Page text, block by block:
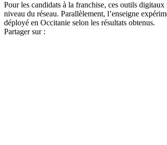
Pour les candidats à la franchise, ces outils
niveau du réseau. Parallèlement, l’enseigne
déployé en Occitanie selon les résultats obtenus.
Partager sur :